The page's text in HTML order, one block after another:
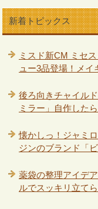
新着トピックス
ミスド新CM ミセ
ュー3品登場！メイ
後ろ向きチャイル
ミラー」自作した
懐かしっ！ジャミ
ジンのブランド「
薬袋の整理アイデ
ルでスッキリ立て